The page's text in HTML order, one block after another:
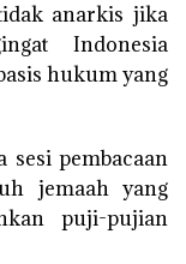
anarkis jika
Indonesia
hukum yang
sesi pembacaan
jemaah yang
puji-pujian